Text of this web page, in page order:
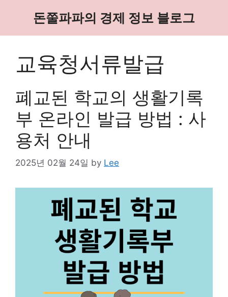
돈쭐파파의 경제 정보 블로그
교육청서류발급
폐교된 학교의 생활기록
부 온라인 발급 방법 : 사
용처 안내
2025년 02월 24일 by Lee